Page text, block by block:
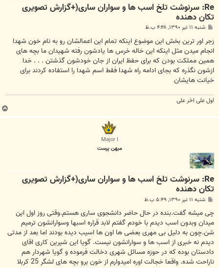
Re: سرنوشت تلخ اسب ها و سواران ساری(+گزارش تصویری
تکان دهنده
پ
ت
شنبه ۱۱ تیر ۱۳۹۰, ۴:۴۸ ب.ظ
زجر اور ترین بخش این موضوع اینکه تمام این اعمالشان رو به نام خون شهدا
انجام میدن مثل اینکه این خاله خرس ها یادشون رفته شهیدان ما بچه های
همین مملکت بودن که برای حفظ ایران از جان خودشون گذشتن . . . خدا
ازشون نگذره که بجای ادامه راه شهدا فقط اسم شهدا را استفاده کردند برای
خیانت هایشان
اول علی اخر علی
ب
ا
Major I
میهن پرست
Re: سرنوشت تلخ اسب ها و سواران ساری(+گزارش تصویری
تکان دهنده
پ
ت
شنبه ۱۱ تیر ۱۳۹۰, ۵:۴۹ ب.ظ
چی میشه گفت.بنده در حال حاضر دانشجوی ساری هستم.وقتی روز اول این
میدان وبدون اسب دیدم با خودم گفتم لابد قراره اسبها وسوارانشون ترمیم
شن.چون به دلیل بی مهری بعضی ها اون ها اسیب دیده بودند اما بعد از مدتی
دیدم نه خبری از اسب ها و سوارانشون نیست. گویا این شیرین کاری اقای
دادستان بوده که در حوزه مسائل شهری دخالت فرموده و گویا شهردار هم
ناراحت شده. واقعا خجالت اوره امیدوارم از خون برو بچه های لشگر 25 کربلا